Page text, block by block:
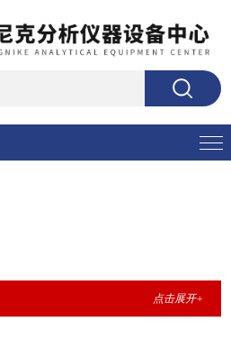
点击展开+